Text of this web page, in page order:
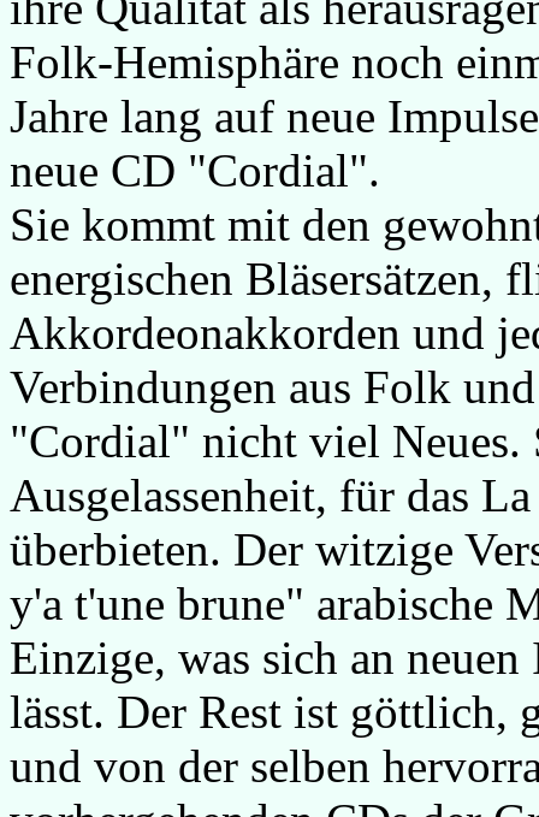
Folk-Hemisphäre noch
Jahre lang auf neue
neue CD "Cordial".
Sie kommt mit den
energischen Bläsersätzen,
Akkordeonakkorden und
Verbindungen aus Folk
"Cordial" nicht viel Neues.
Ausgelassenheit, für das
überbieten. Der witzige
y'a t'une brune" arabische
Einzige, was sich an
lässt. Der Rest ist göttlich,
und von der selben